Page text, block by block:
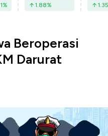
% 1.88% 1.35
Beroperasi
Darurat